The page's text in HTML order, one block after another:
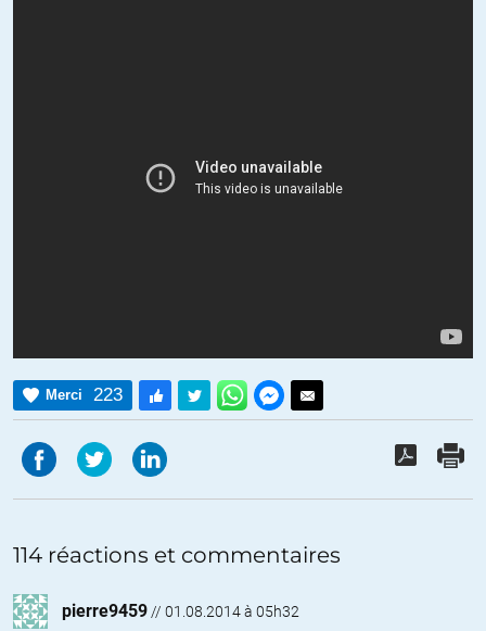
Merci 223
114 réactions et commentaires
pierre9459 // 01.08.2014 à 05h32